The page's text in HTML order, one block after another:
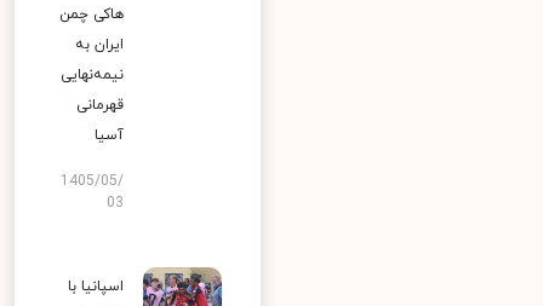
هاکی چمن
ایران به
نیمه‌نهایی
قهرمانی
آسیا
1405/05/
03
اسپانیا با